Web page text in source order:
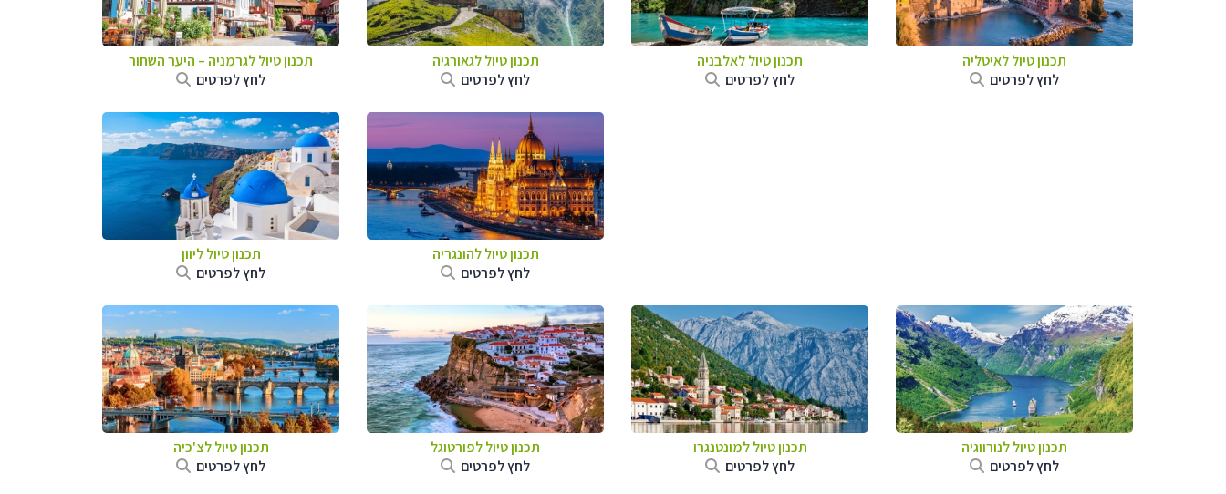
תכנון טיול לאיטליה
לחץ לפרטים
תכנון טיול לאלבניה
לחץ לפרטים
תכנון טיול לגאורגיה
לחץ לפרטים
תכנון טיול לגרמניה – היער השחור
לחץ לפרטים
תכנון טיול להונגריה
לחץ לפרטים
תכנון טיול ליוון
לחץ לפרטים
תכנון טיול לנורווגיה
לחץ לפרטים
תכנון טיול למונטנגרו
לחץ לפרטים
תכנון טיול לפורטוגל
לחץ לפרטים
תכנון טיול לצ'כיה
לחץ לפרטים